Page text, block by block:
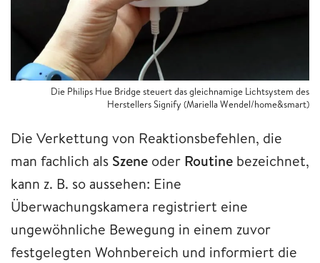
Die Philips Hue Bridge steuert das gleichnamige Lichtsystem des
Herstellers Signify (Mariella Wendel/home&smart)
Die Verkettung von Reaktionsbefehlen, die
man fachlich als Szene oder Routine bezeichnet,
kann z. B. so aussehen: Eine
Überwachungskamera registriert eine
ungewöhnliche Bewegung in einem zuvor
festgelegten Wohnbereich und informiert die